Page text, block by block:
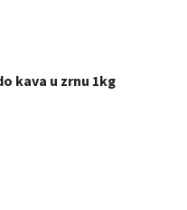
kava u zrnu 1kg